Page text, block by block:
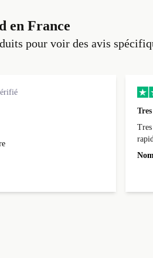
en France
pour voir des avis